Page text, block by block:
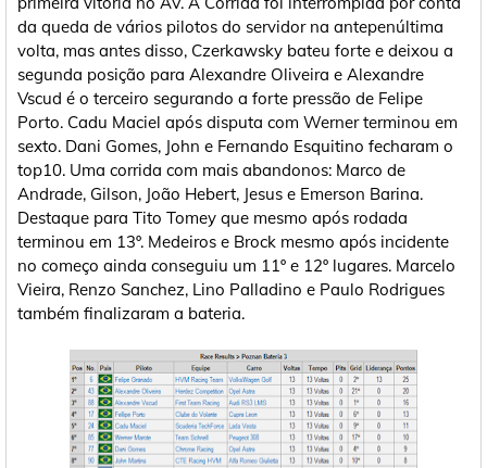
da queda de vários pilotos do servidor na antepenúltima
volta, mas antes disso, Czerkawsky bateu forte e deixou a
segunda posição para Alexandre Oliveira e Alexandre
Vscud é o terceiro segurando a forte pressão de Felipe
Porto. Cadu Maciel após disputa com Werner terminou em
sexto. Dani Gomes, John e Fernando Esquitino fecharam o
top10. Uma corrida com mais abandonos: Marco de
Andrade, Gilson, João Hebert, Jesus e Emerson Barina.
Destaque para Tito Tomey que mesmo após rodada
terminou em 13º. Medeiros e Brock mesmo após incidente
no começo ainda conseguiu um 11º e 12º lugares. Marcelo
Vieira, Renzo Sanchez, Lino Palladino e Paulo Rodrigues
também finalizaram a bateria.